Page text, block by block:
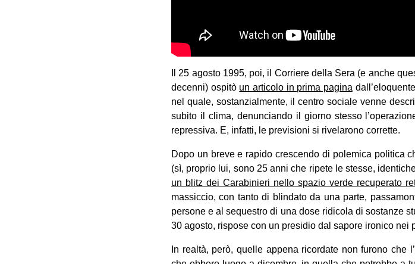
Il 25 agosto 1995, poi, il Corriere della Sera (e anche
decenni) ospitò un articolo in prima pagina
nel quale, sostanzialmente, il centro sociale venne
subito il clima, denunciando il giorno stesso
repressiva. E, infatti, le previsioni si rivelarono corrette.
Dopo un breve e rapido crescendo di polemica politica
(sì, proprio lui, sono 25 anni che ripete le stesse,
un blitz dei Carabinieri nello spazio verde recuperato
massiccio, con tanto di blindato da una parte,
persone e al sequestro di una dose ridicola di sostanze
30 agosto, rispose con un presidio dal sapore ironico nei
In realtà, però, quelle appena ricordate non furono che